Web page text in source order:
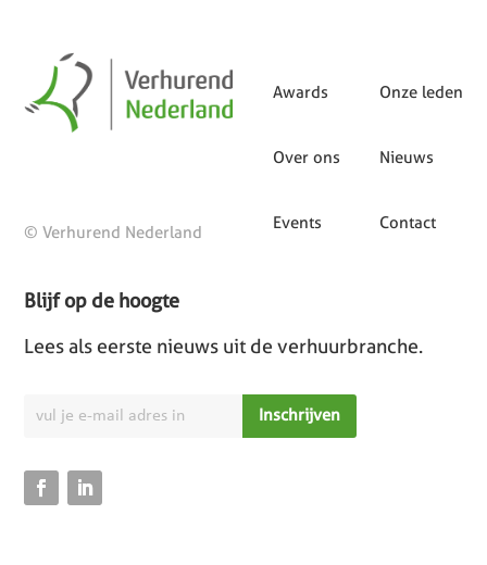
© Verhurend Nederland
Awards
Over ons
Events
Onze leden
Nieuws
Contact
Blijf op de hoogte
Lees als eerste nieuws uit de verhuurbranche.
Inschrijven